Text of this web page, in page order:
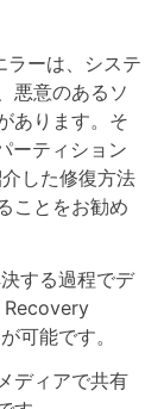
ーは、システ
悪意のあるソ
あります。そ
ーティション
した修復方法
ことをお勧め
する過程でデ
Recovery
可能です。
ディアで共有